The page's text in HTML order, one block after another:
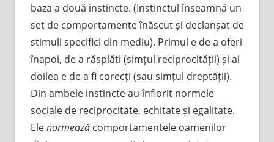
baza a două instincte. (Instinctul înseamnă un
set de comportamente înăscut și declanșat de
stimuli specifici din mediu). Primul e de a oferi
înapoi, de a răsplăti (simțul reciprocității) și al
doilea e de a fi corecți (sau simțul dreptății).
Din ambele instincte au înflorit normele
sociale de reciprocitate, echitate și egalitate.
Elenormeazăcomportamentele oamenilor